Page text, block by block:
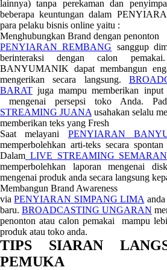
lainnya) tanpa perekaman dan
beberapa keuntungan dalam
para pelaku bisnis online yaitu :
Menghubungkan Brand dengan penonton
PENYIARAN REMBANG sanggup
berinteraksi dengan calon
BANYUMANIK dapat membangun
mengerikan secara langsung.
BARAT juga mampu memberikan input
mengenai persepsi toko Anda.
STREAMING JUANA usahakan selalu
memberikan teks yang Fresh
Saat melayani PENYIARAN
memperbolehkan arti-teks secara
Dalam LIVE STREAMING
memperbolehkan laporan mengenai
mengenai produk anda secara langsung
Membangun Brand Awareness
viaPENYIARAN SIMPANG LIMA
baru. BROADCASTING UNGARAN
penonton atau calon pemakai mampu
produk atau toko anda.
TIPS SIARAN
PEMUKA